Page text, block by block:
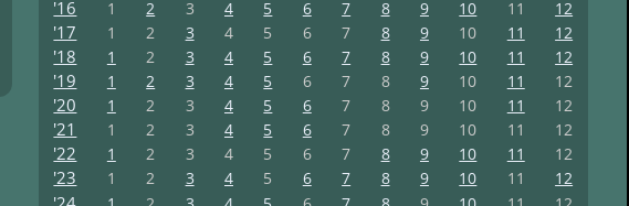
'16 1 2 3 4 5 6 7 8 9 10 11 12
'17 1 2 3 4 5 6 7 8 9 10 11 12
'18 1 2 3 4 5 6 7 8 9 10 11 12
'19 1 2 3 4 5 6 7 8 9 10 11 12
'20 1 2 3 4 5 6 7 8 9 10 11 12
'21 1 2 3 4 5 6 7 8 9 10 11 12
'22 1 2 3 4 5 6 7 8 9 10 11 12
'23 1 2 3 4 5 6 7 8 9 10 11 12